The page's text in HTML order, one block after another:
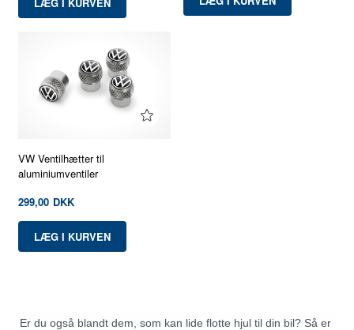
VW Ventilhætter til
aluminiumventiler
299,00 DKK
Er du også blandt dem, som kan lide flotte hjul til din bil? Så er